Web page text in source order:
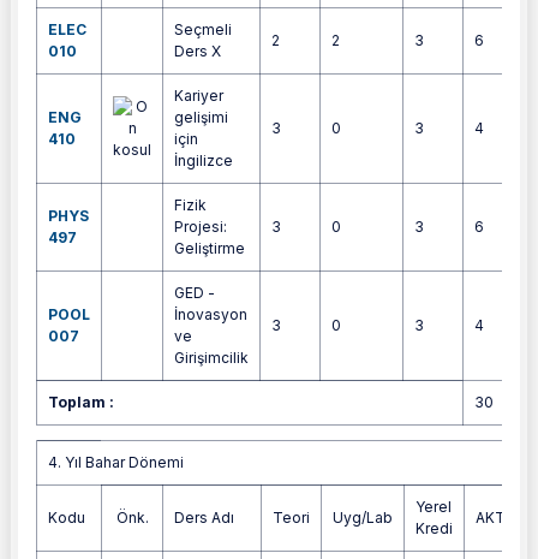
ELEC
010
Seçmeli
Ders X
2 2 3 6
ENG
410
Kariyer
gelişimi
için
İngilizce
3 0 3 4
PHYS
497
Fizik
Projesi:
Geliştirme
3 0 3 6
POOL
007
GED -
İnovasyon
ve
Girişimcilik
3 0 3 4
Toplam : 30
4. Yıl Bahar Dönemi
4. Yıl Bahar Dönemi
Kodu Önk. Ders Adı Teori Uyg/Lab
Yerel
Kredi
AKTS